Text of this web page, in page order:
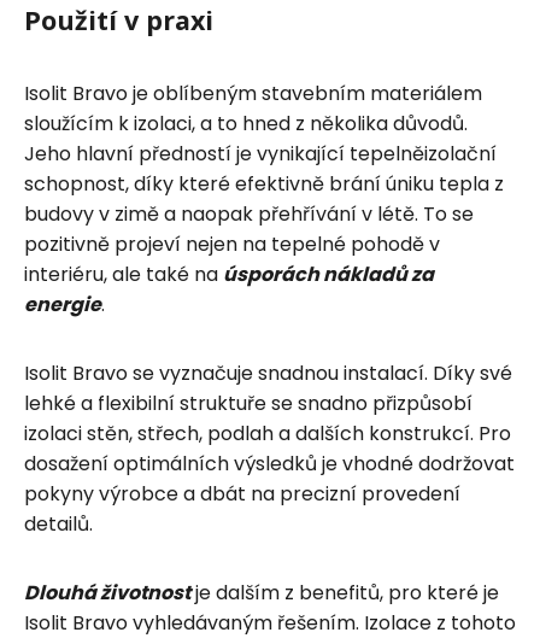
Použití v praxi
Isolit Bravo je oblíbeným stavebním materiálem
sloužícím k izolaci, a to hned z několika důvodů.
Jeho hlavní předností je vynikající tepelněizolační
schopnost, díky které efektivně brání úniku tepla z
budovy v zimě a naopak přehřívání v létě. To se
pozitivně projeví nejen na tepelné pohodě v
interiéru, ale také na úsporách nákladů za
energie.
Isolit Bravo se vyznačuje snadnou instalací. Díky své
lehké a flexibilní struktuře se snadno přizpůsobí
izolaci stěn, střech, podlah a dalších konstrukcí. Pro
dosažení optimálních výsledků je vhodné dodržovat
pokyny výrobce a dbát na precizní provedení
detailů.
Dlouhá životnostje dalším z benefitů, pro které je
Isolit Bravo vyhledávaným řešením. Izolace z tohoto